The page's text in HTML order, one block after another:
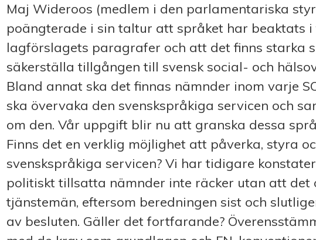
Maj Wideroos (medlem i den parlamentariska
poängterade i sin taltur att språket har beaktats
lagförslagets paragrafer och att det finns starka
säkerställa tillgången till svensk social- och
Bland annat ska det finnas nämnder inom varje
ska övervaka den svenskspråkiga servicen och
om den. Vår uppgift blir nu att granska dessa
Finns det en verklig möjlighet att påverka, styra
svenskspråkiga servicen? Vi har tidigare
politiskt tillsatta nämnder inte räcker utan att det
tjänstemän, eftersom beredningen sist och
av besluten. Gäller det fortfarande?